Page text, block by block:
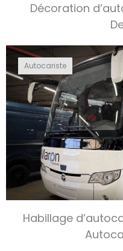
Décoration
Autocariste
Habillage